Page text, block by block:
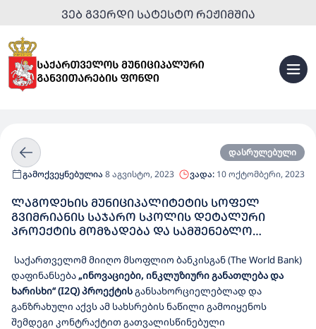
ᲕᲔᲑ ᲒᲕᲔᲠᲓᲘ ᲡᲐᲢᲔᲡᲢᲝ ᲠᲔᲟᲘᲛᲨᲘᲐ
დასრულებული
გამოქვეყნებულია 8 აგვისტო, 2023 ვადა: 10 ოქტომბერი, 2023
ᲚᲐᲒᲝᲓᲔᲮᲘᲡ ᲛᲣᲜᲘᲪᲘᲞᲐᲚᲘᲢᲔᲢᲘᲡ ᲡᲝᲤᲔᲚ
ᲒᲕᲘᲛᲠᲘᲐᲜᲘᲡ ᲡᲐᲯᲐᲠᲝ ᲡᲙᲝᲚᲘᲡ ᲓᲔᲢᲐᲚᲣᲠᲘ
ᲞᲠᲝᲔᲥᲢᲘᲡ ᲛᲝᲛᲖᲐᲓᲔᲑᲐ ᲓᲐ ᲡᲐᲛᲨᲔᲜᲔᲑᲚᲝ
საქართველომ მიიღო მსოფლიო ბანკისგან(The World Bank)
დაფინანსება„ინოვაციები, ინკლუზიური განათლება და
ხარისხი“ (I2Q) პროექტისგანსახორციელებლად და
განზრახული აქვსამ სახსრების ნაწილი გამოიყენოს
შემდეგი კონტრაქტით გათვალისწინებული